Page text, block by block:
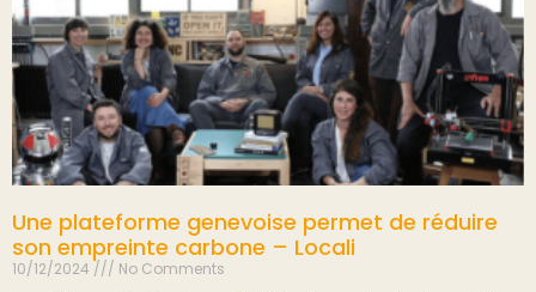
Une plateforme genevoise permet de réduire
son empreinte carbone – Locali
10/12/2024 No Comments